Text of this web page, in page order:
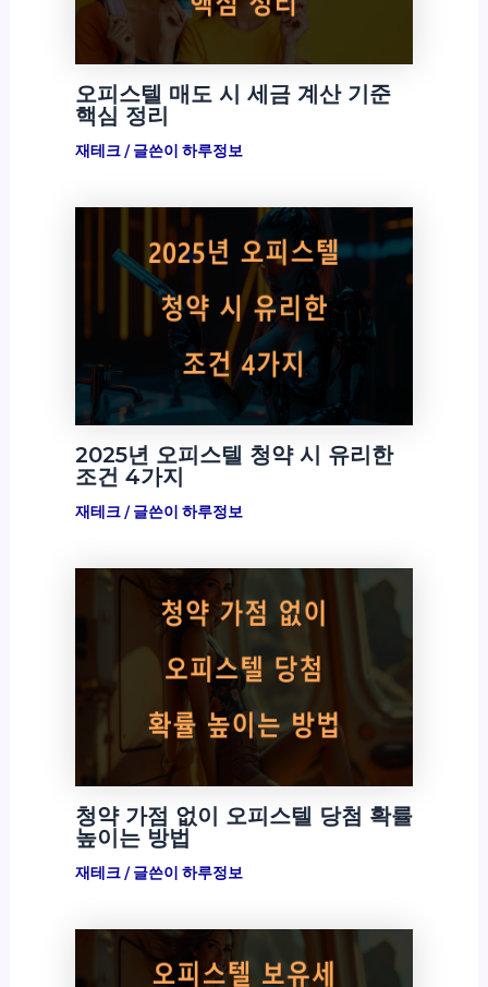
오피스텔 매도 시 세금 계산 기준
핵심 정리
재테크/ 글쓴이 하루정보
2025년 오피스텔 청약 시 유리한
조건 4가지
재테크/ 글쓴이 하루정보
청약 가점 없이 오피스텔 당첨 확률
높이는 방법
재테크/ 글쓴이 하루정보